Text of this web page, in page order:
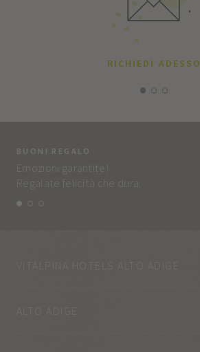
RICHIEDI ADESSO
BUONI REGALO
Emozioni garantite!
Regalate felicità che dura.
VITALPINA HOTELS ALTO ADIGE
ALTO ADIGE